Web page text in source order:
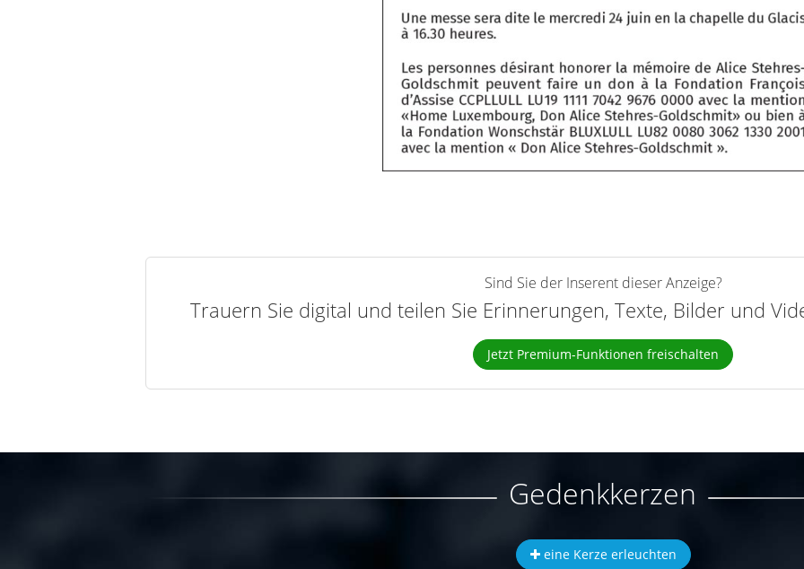
Sind Sie der Inserent dieser Anzeige?
Trauern Sie digital und teilen Sie Erinnerungen, Texte, Bilder und
Jetzt Premium-Funktionen freischalten
Gedenkkerzen
eine Kerze erleuchten